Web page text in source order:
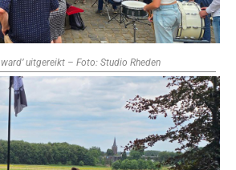
uitgereikt – Foto: Studio Rheden